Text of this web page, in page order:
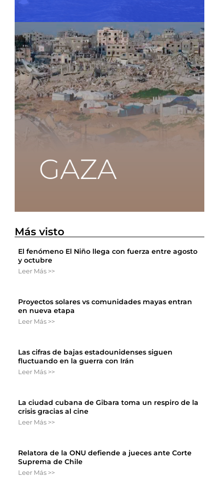
Más visto
El fenómeno El Niño llega con fuerza entre agosto
y octubre
Leer Más >>
Proyectos solares vs comunidades mayas entran
en nueva etapa
Leer Más >>
Las cifras de bajas estadounidenses siguen
fluctuando en la guerra con Irán
Leer Más >>
La ciudad cubana de Gibara toma un respiro de la
crisis gracias al cine
Leer Más >>
Relatora de la ONU defiende a jueces ante Corte
Suprema de Chile
Leer Más >>